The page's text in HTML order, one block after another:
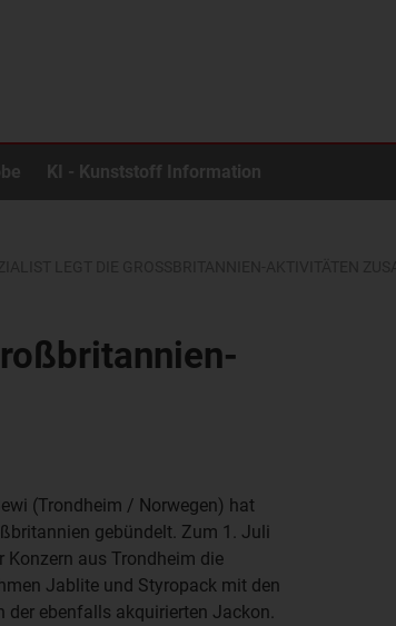
KI - Kunststoff Information
(Trondheim / Norwegen) hat
gebündelt. Zum 1. Juli
Konzern aus Trondheim die
Jablite und Styropack mit den
der ebenfalls akquirierten Jackon.